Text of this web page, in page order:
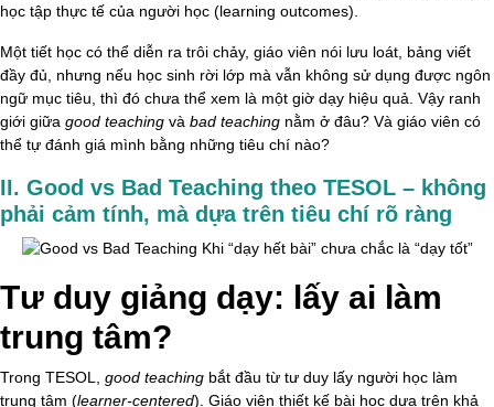
học tập thực tế của người học (learning outcomes).
Một tiết học có thể diễn ra trôi chảy, giáo viên nói lưu loát, bảng viết
đầy đủ, nhưng nếu học sinh rời lớp mà vẫn không sử dụng được ngôn
ngữ mục tiêu, thì đó chưa thể xem là một giờ dạy hiệu quả. Vậy ranh
giới giữa good teaching và bad teaching nằm ở đâu? Và giáo viên có
thể tự đánh giá mình bằng những tiêu chí nào?
II. Good vs Bad Teaching theo TESOL – không
phải cảm tính, mà dựa trên tiêu chí rõ ràng
Tư duy giảng dạy: lấy ai làm
trung tâm?
Trong TESOL, good teaching bắt đầu từ tư duy lấy người học làm
trung tâm (learner-centered). Giáo viên thiết kế bài học dựa trên khả